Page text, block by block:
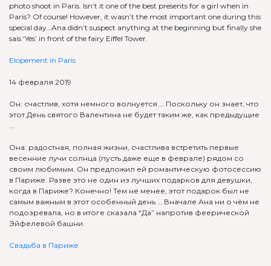
photo shoot in Paris. Isn’t it one of the best presents for a girl when in
Paris? Of course! However, it wasn’t the most important one during this
special day…Ana didn’t suspect anything at the beginning but finally she
sais ‘Yes’ in front of the fairy Eiffel Tower.
Elopement in Paris
14 февраля 2019
Он: счастлив, хотя немного волнуется … Поскольку он знает, что
этот День святого Валентина не будет таким же, как предыдущие
Она: радостная, полная жизни, счастлива встретить первые
весенние лучи солнца (пусть даже еще в феврале) рядом со
своим любимым. Он предложил ей романтическую фотосессию
в Париже. Разве это не один из лучших подарков для девушки,
когда в Париже? Конечно! Тем не менее, этот подарок был не
самым важным в этот особенный день … Вначале Ана ни о чём не
подозревала, но в итоге сказала “Да” напротив феерической
Эйфелевой башни.
Свадьба в Париже